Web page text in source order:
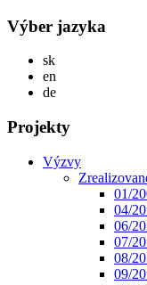
Výber jazyka
skSlovensky
en
deDeutsch
Projekty
Výzvy
01/
04/
06/
07/
08/
09/